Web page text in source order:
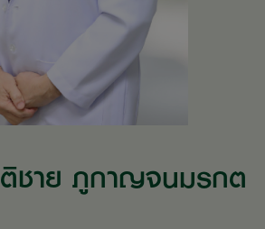
ชาย ภูกาญจนมรกต